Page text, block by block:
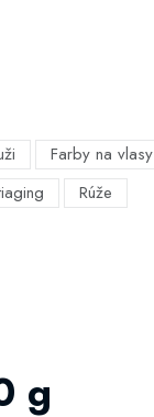
Farby na vlasy
Rúže
g